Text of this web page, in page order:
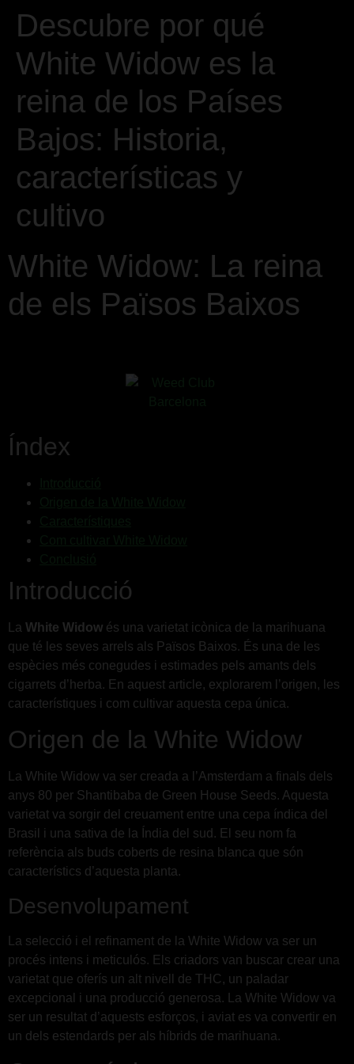
Descubre por qué
White Widow es la
reina de los Países
Bajos: Historia,
características y
cultivo
White Widow: La reina
de els Països Baixos
Índex
Introducció
La White Widow és una varietat icònica de la marihuana
que té les seves arrels als Països Baixos. És una de les
espècies més conegudes i estimades pels amants dels
cigarrets d’herba. En aquest article, explorarem l’origen, les
característiques i com cultivar aquesta cepa única.
Origen de la White Widow
La White Widow va ser creada a l’Amsterdam a finals dels
anys 80 per Shantibaba de Green House Seeds. Aquesta
varietat va sorgir del creuament entre una cepa índica del
Brasil i una sativa de la Índia del sud. El seu nom fa
referència als buds coberts de resina blanca que són
característics d’aquesta planta.
Desenvolupament
La selecció i el refinament de la White Widow va ser un
procés intens i meticulós. Els criadors van buscar crear una
varietat que oferís un alt nivell de THC, un paladar
excepcional i una producció generosa. La White Widow va
ser un resultat d’aquests esforços, i aviat es va convertir en
un dels estendards per als híbrids de marihuana.